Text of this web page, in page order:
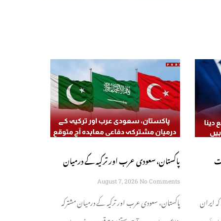
گی
ایران
پاکستان، سعودی عرب اور ترکیہ کے درمیان
مشترکہ دفاعی معاہدہ آج متوقع
August 7, 2026 No Comments
پاکستان، سعودی عرب اور ترکیہ کے درمیان مشترکہ